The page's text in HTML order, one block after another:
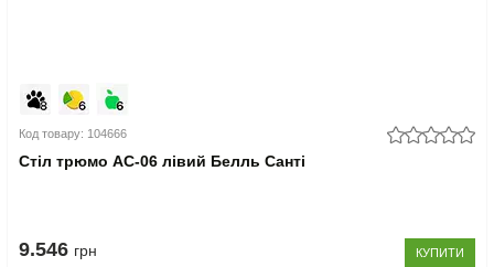
Код товару: 104666
Стіл трюмо АС-06 лівий Белль Санті
9.546 грн КУПИТИ